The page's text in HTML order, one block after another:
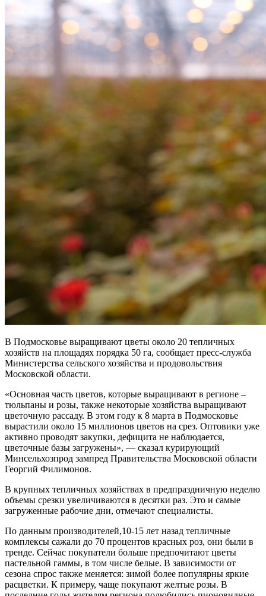
В Подмосковье выращивают цветы около 20 тепличных
хозяйств на площадях порядка 50 га, сообщает пресс-служба
Министерства сельского хозяйства и продовольствия
Московской области.
«Основная часть цветов, которые выращивают в регионе –
тюльпаны и розы, также некоторые хозяйства выращивают
цветочную рассаду. В этом году к 8 марта в Подмосковье
вырастили около 15 миллионов цветов на срез. Оптовики уже
активно проводят закупки, дефицита не наблюдается,
цветочные базы загружены», — сказал курирующий
Минсельхозпрод зампред Правительства Московской области
Георгий Филимонов.
В крупных тепличных хозяйствах в предпраздничную неделю
объемы срезки увеличиваются в десятки раз. Это и самые
загруженные рабочие дни, отмечают специалисты.
По данным производителей,10-15 лет назад тепличные
комплексы сажали до 70 процентов красных роз, они были в
тренде. Сейчас покупатели больше предпочитают цветы
пастельной гаммы, в том числе белые. В зависимости от
сезона спрос также меняется: зимой более популярны яркие
расцветки. К примеру, чаще покупают желтые розы. В